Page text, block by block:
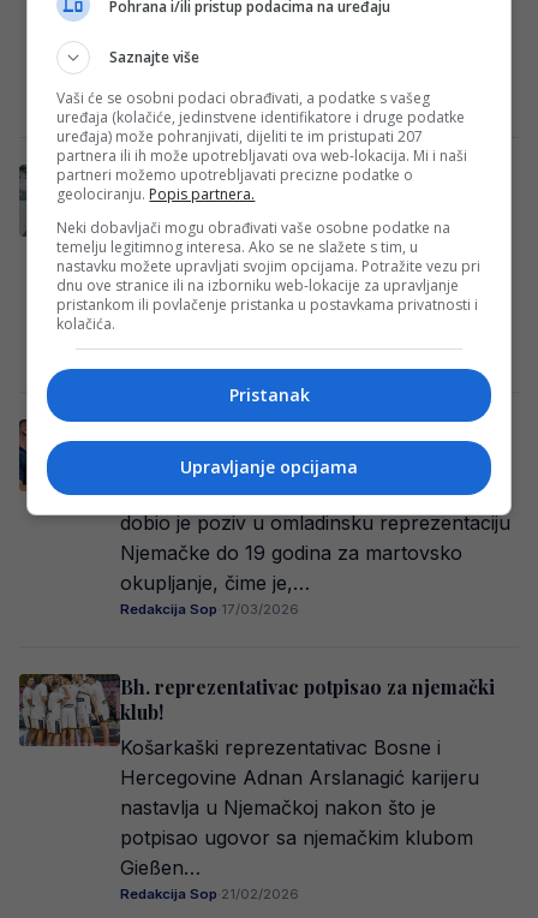
u društvu najvrijednijih igrača koji su imali
se…
Redakcija Sop·30/03/2026
Zmajevima stiže veliko pojačanje, odbio
dvije države kako bi zaigrao za BiH
Mladi golman Eintracht Frankfurt, Amil
Šiljević (19), dobio je naknadni poziv u U21
reprezentaciju Bosne i Hercegovine, što je
Redakcija Sop·24/03/2026
reprezentaciju Njemačke
Mladi fudbaler Stuttgarta Mirza Ćatović
dobio je poziv u omladinsku reprezentaciju
Njemačke do 19 godina za martovsko
okupljanje, čime je,…
Redakcija Sop·17/03/2026
Bh. reprezentativac potpisao za njemački
klub!
Košarkaški reprezentativac Bosne i
Hercegovine Adnan Arslanagić karijeru
nastavlja u Njemačkoj nakon što je
potpisao ugovor sa njemačkim klubom
Gießen…
Redakcija Sop·21/02/2026
Pohrana i/ili pristup podacima na uređaju
Saznajte više
Vaši će se osobni podaci obrađivati, a podatke s vašeg
uređaja (kolačiće, jedinstvene identifikatore i druge podatke
uređaja) može pohranjivati, dijeliti te im pristupati 207
partnera ili ih može upotrebljavati ova web-lokacija. Mi i naši
partneri možemo upotrebljavati precizne podatke o
geolociranju. Popis partnera.
Neki dobavljači mogu obrađivati vaše osobne podatke na
temelju legitimnog interesa. Ako se ne slažete s tim, u
nastavku možete upravljati svojim opcijama. Potražite vezu pri
dnu ove stranice ili na izborniku web-lokacije za upravljanje
pristankom ili povlačenje pristanka u postavkama privatnosti i
kolačića.
Pristanak
Upravljanje opcijama